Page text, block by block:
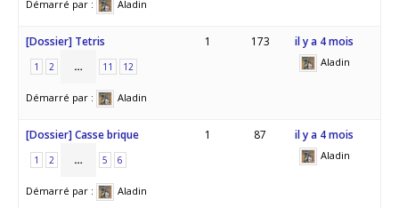
Démarré par : Aladin
[Dossier] Tetris
1 2 … 11 12
Démarré par : Aladin
1 173 il y a 4 mois
Aladin
[Dossier] Casse brique
1 2 … 5 6
Démarré par : Aladin
1 87 il y a 4 mois
Aladin